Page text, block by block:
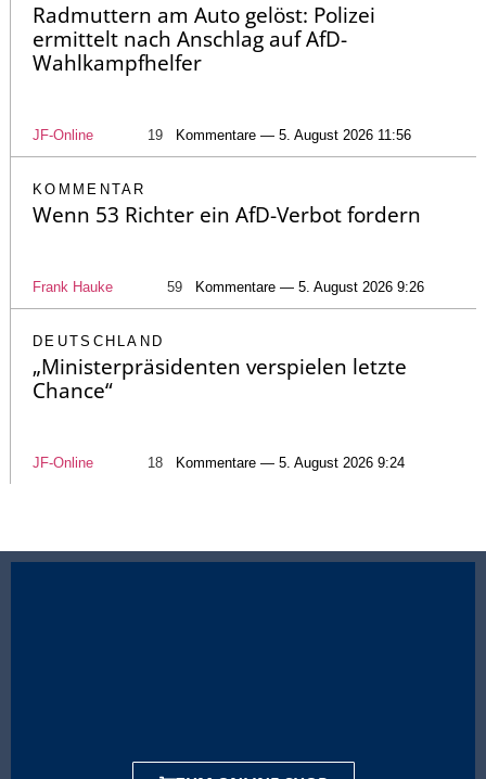
Radmuttern am Auto gelöst: Polizei
ermittelt nach Anschlag auf AfD-
Wahlkampfhelfer
JF-Online 19 Kommentare — 5. August 2026 11:56
KOMMENTAR
Wenn 53 Richter ein AfD-Verbot fordern
Frank Hauke 59 Kommentare — 5. August 2026 9:26
DEUTSCHLAND
„Ministerpräsidenten verspielen letzte
Chance“
JF-Online 18 Kommentare — 5. August 2026 9:24